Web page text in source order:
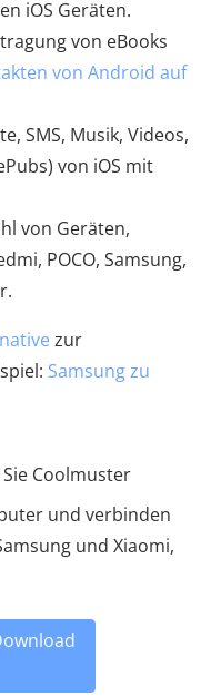
iOS Geräten.
von eBooks
von Android auf
SMS, Musik, Videos,
von iOS mit
von Geräten,
POCO, Samsung,
zur
Samsung zu
Coolmuster
und verbinden
und Xiaomi,